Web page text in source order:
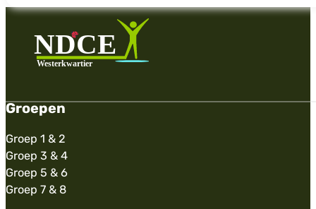
Groepen
Groep 1 & 2
Groep 3 & 4
Groep 5 & 6
Groep 7 & 8